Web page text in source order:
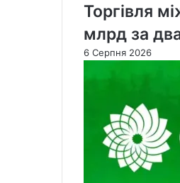
Торгівля
млрд за
6 Серпня 2026